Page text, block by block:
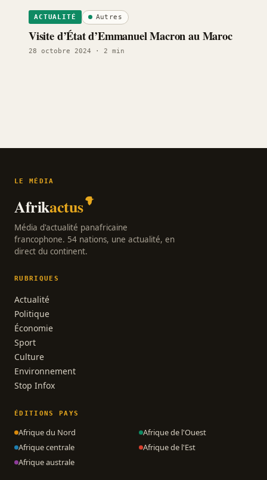
ACTUALITÉ Autres
Visite d’État d’Emmanuel Macron au Maroc
28 octobre 2024 · 2 min
LE MÉDIA
Afrikactus
Média d'actualité panafricaine
francophone. 54 nations, une actualité, en
direct du continent.
RUBRIQUES
Actualité
Politique
Économie
Sport
Culture
Environnement
Stop Infox
ÉDITIONS PAYS
Afrique du Nord
Afrique de l'Ouest
Afrique centrale
Afrique de l'Est
Afrique australe